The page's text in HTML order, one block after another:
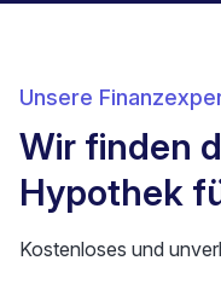
Unsere
Wir finden
Hypothek
Kostenloses und